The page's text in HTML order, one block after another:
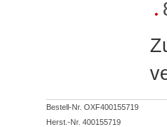
Bestell-Nr. OXF400155719
Herst.-Nr. 400155719